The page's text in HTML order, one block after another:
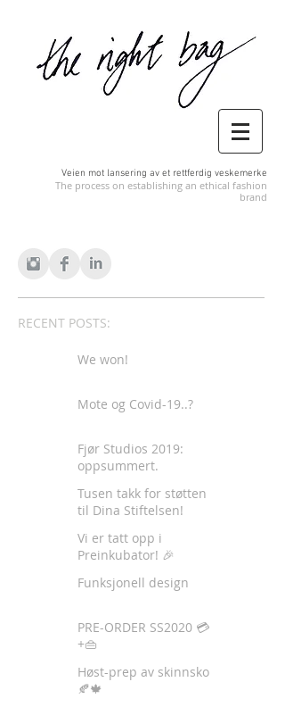
Veien mot lansering av et rettferdig veskemerke
The process on establishing an ethical fashion
brand
RECENT POSTS:
We won!
Mote og Covid-19..?
Fjør Studios 2019:
oppsummert.
Tusen takk for støtten
til Dina Stiftelsen!
Vi er tatt opp i
Preinkubator! 🎉
Funksjonell design
PRE-ORDER SS2020 💳
+👜
Høst-prep av skinnsko
🍂🍁